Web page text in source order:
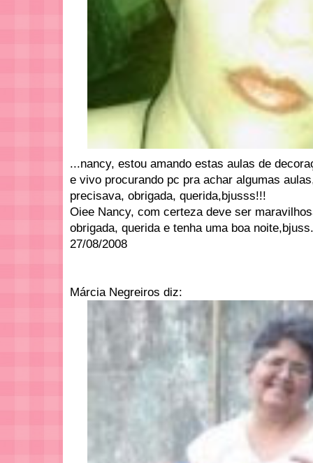
...nancy, estou amando estas aulas de
e vivo procurando pc pra achar algumas
precisava, obrigada, querida,bjusss!!!
Oiee Nancy, com certeza deve ser
obrigada, querida e tenha uma boa noite,bjuss.
27/08/2008
Márcia Negreiros diz: